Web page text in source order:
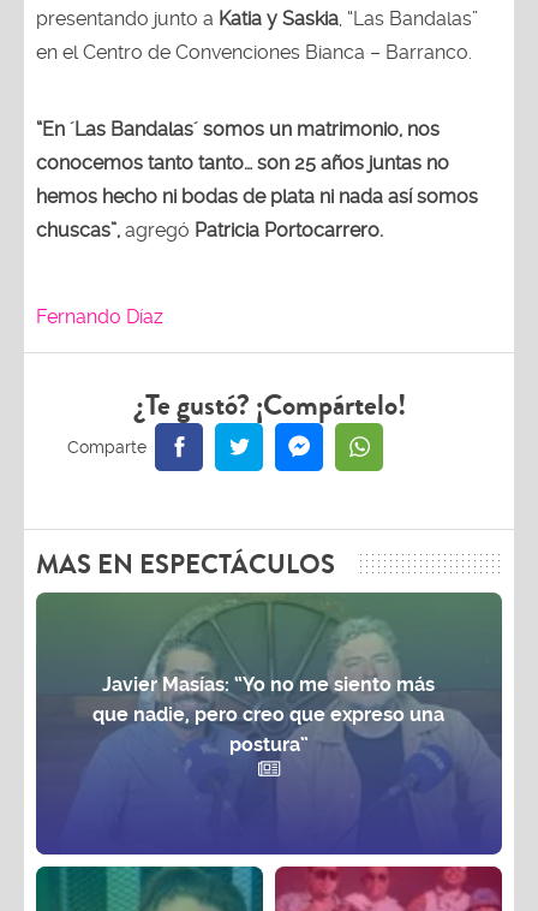
presentando junto a Katia y Saskia, “Las Bandalas”
en el Centro de Convenciones Bianca – Barranco.
“En ´Las Bandalas´ somos un matrimonio, nos
conocemos tanto tanto… son 25 años juntas no
hemos hecho ni bodas de plata ni nada así somos
chuscas”, agregó Patricia Portocarrero.
Fernando Díaz
¿Te gustó? ¡Compártelo!
MAS EN ESPECTÁCULOS
Javier Masías: “Yo no me siento más
que nadie, pero creo que expreso una
postura”